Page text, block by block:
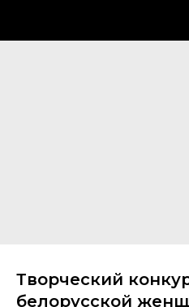
Творческий
белорусской